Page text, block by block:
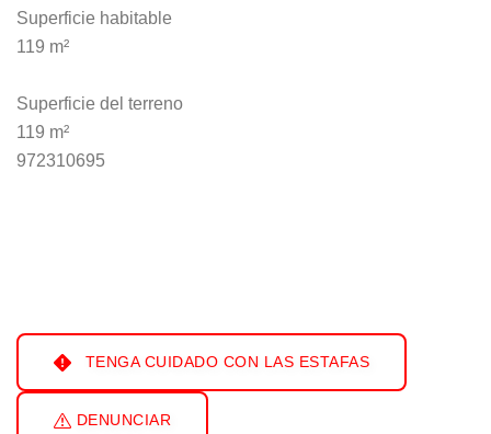
Superficie habitable
119 m²
Superficie del terreno
119 m²
972310695
TENGA CUIDADO CON LAS ESTAFAS
DENUNCIAR